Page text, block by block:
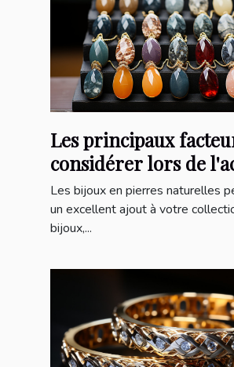
Les principaux
considérer lors de
bijoux en pierres
Les bijoux en pierres naturelles
un excellent ajout à votre
bijoux,...